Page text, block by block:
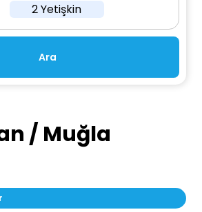
2 Yetişkin
Ara
/ Muğla